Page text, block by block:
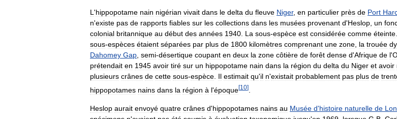
L'hippopotame nain nigérian vivait dans le delta du fleuve Niger, en particulier près de Port
n'existe pas de rapports fiables sur les collections dans les musées provenant d'Heslop, un
colonial britannique au début des années 1940. La sous-espèce est considérée comme éteinte.
sous-espèces étaient séparées par plus de 1800 kilomètres comprenant une zone, la trouée dy
Dahomey Gap, semi-désertique coupant en deux la zone côtière de forêt dense d'Afrique de l'
prétendait en 1945 avoir tiré sur un hippopotame nain dans la région du delta du Niger et avoir
plusieurs crânes de cette sous-espèce. Il estimait qu'il n'existait probablement pas plus de
hippopotames nains dans la région à l'époque[10]
Heslop aurait envoyé quatre crânes d'hippopotames nains au Musée d'histoire naturelle de